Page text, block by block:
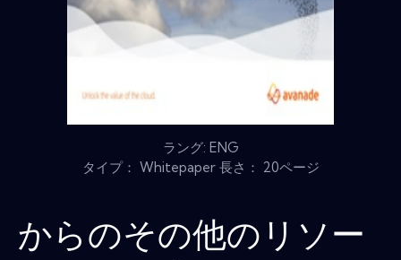
ラング: ENG
タイプ： Whitepaper 長さ： 20ページ
からのその他のリソー